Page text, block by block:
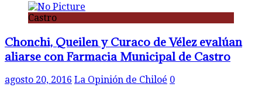
Castro
Chonchi, Queilen y Curaco de Vélez evalúan
aliarse con Farmacia Municipal de Castro
agosto 20, 2016 La Opinión de Chiloé 0